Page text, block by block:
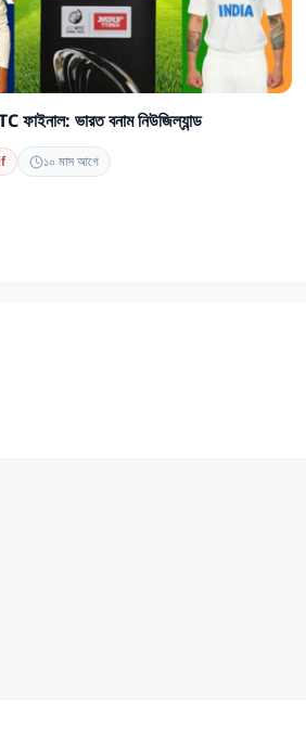
ফাইনাল: ভারত বনাম নিউজিল্যান্ড
১০ মাস আগে